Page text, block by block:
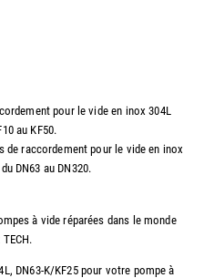
pour le vide en inox 304L
au KF50.
de raccordement pour le vide en inox
DN63 au DN320.
à vide réparées dans le monde
DN63-K/KF25 pour votre pompe à